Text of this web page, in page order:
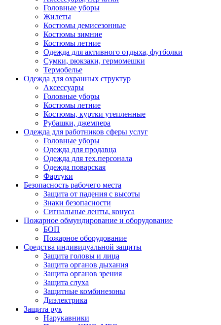
Головные уборы
Жилеты
Костюмы демисезонные
Костюмы зимние
Костюмы летние
Одежда для активного отдыха, футболки
Сумки, рюкзаки, гермомешки
Термобелье
Одежда для охранных структур
Аксессуары
Головные уборы
Костюмы летние
Костюмы, куртки утепленные
Рубашки, джемпера
Одежда для работников сферы услуг
Головные уборы
Одежда для продавца
Одежда для тех.персонала
Одежда поварская
Фартуки
Безопасность рабочего места
Защита от падения с высоты
Знаки безопасности
Сигнальные ленты, конуса
Пожарное обмундирование и оборудование
БОП
Пожарное оборудование
Средства индивидуальной защиты
Защита головы и лица
Защита органов дыхания
Защита органов зрения
Защита слуха
Защитные комбинезоны
Диэлектрика
Защита рук
Нарукавники